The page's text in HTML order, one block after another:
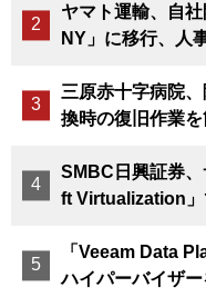
ヤマト運輸、自
NY」に移行、人
三原赤十字病院
換時の復旧作業
SMBC日興証券
ft Virtualization」
「Veeam Data
ハイパーバイザ